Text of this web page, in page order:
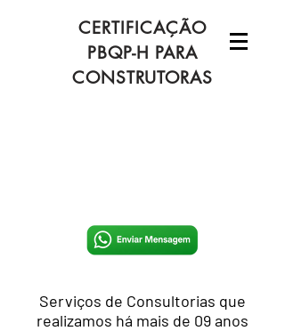
CERTIFICAÇÃO
PBQP-H PARA
CONSTRUTORAS
Serviços de Consultorias que
realizamos há mais de 09 anos